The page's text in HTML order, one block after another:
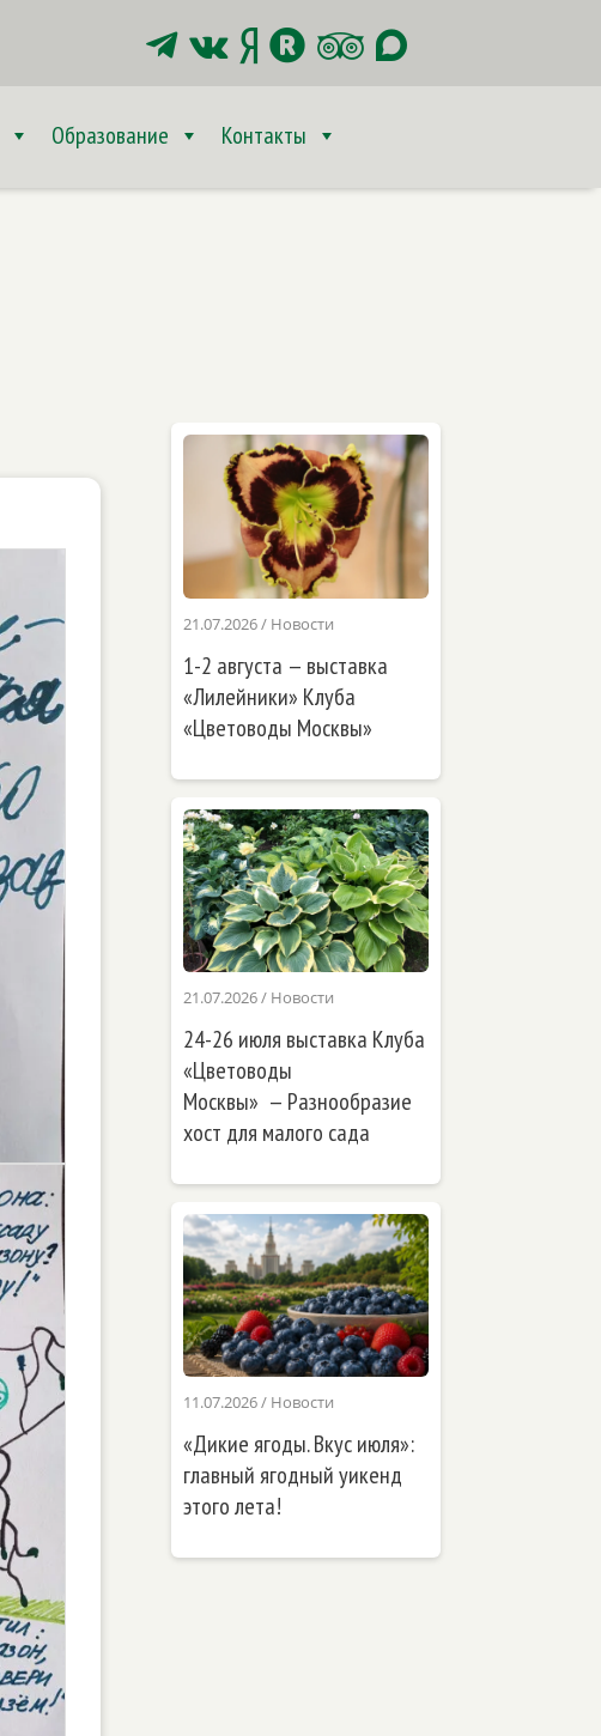
     
Образование Контакты
21.07.2026/ Новости
1-2 августа — выставка
«Лилейники» Клуба
«Цветоводы Москвы»
21.07.2026/ Новости
24-26 июля выставка Клуба
«Цветоводы
Москвы» — Разнообразие
хост для малого сада
11.07.2026/ Новости
«Дикие ягоды. Вкус июля»:
главный ягодный уикенд
этого лета!